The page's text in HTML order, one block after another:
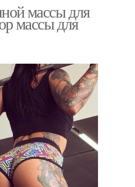
массы для
массы для